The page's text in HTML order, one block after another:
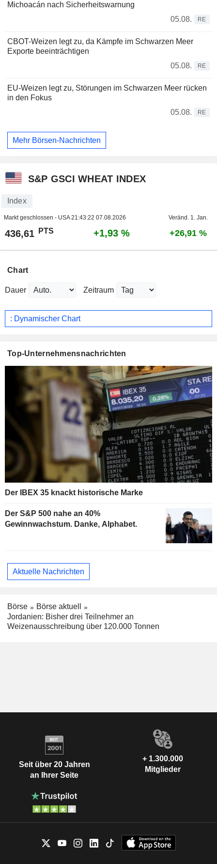
Michoacán nach Sicherheitswarnung
05.08.
RE
CBOT-Weizen legt zu, da Kämpfe im Schwarzen Meer
Exporte beeinträchtigen
05.08.
RE
EU-Weizen legt zu, Störungen im Schwarzen Meer rücken
in den Fokus
05.08.
RE
Mehr Börsen-Nachrichten
S&P GSCI WHEAT INDEX
Index
Markt geschlossen - USA21:43:22 07.08.2026 Veränd. 1. Jan.
436,61 PTS +1,93 % +26,91 %
Chart
Dauer Zeitraum
: Dynamischer Chart
Top-Unternehmensnachrichten
Der IBEX 35 knackt historische Marke
Der S&P 500 nahe an 40%
Gewinnwachstum. Danke, Alphabet.
Aktuelle Nachrichten
Börse
Börse aktuell
Jordanien: Bisher drei Teilnehmer an
Weizenausschreibung über 120.000 Tonnen
Seit über 20 Jahren
an Ihrer Seite
+ 1.300.000
Mitglieder